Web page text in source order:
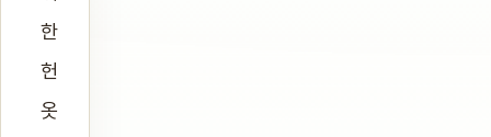
한
헌
옷